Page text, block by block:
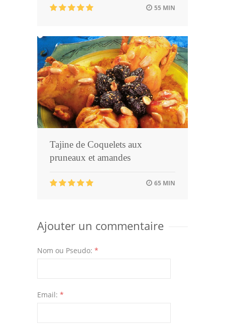
55 MIN
Tajine de Coquelets aux
pruneaux et amandes
65 MIN
Ajouter un commentaire
Nom ou Pseudo: *
Email: *